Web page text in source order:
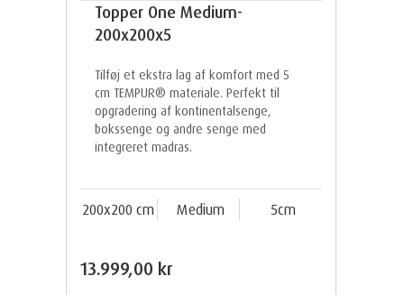
Topper One Medium-
200x200x5
Tilføj et ekstra lag af komfort med 5
cm TEMPUR® materiale. Perfekt til
opgradering af kontinentalsenge,
bokssenge og andre senge med
integreret madras.
200x200 cm Medium 5cm
13.999,00 kr